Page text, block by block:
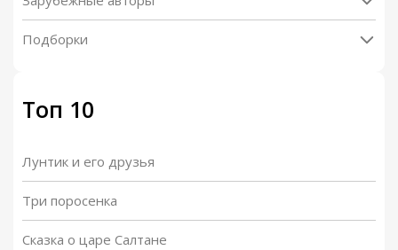
Подборки
Топ 10
Лунтик и его друзья
Три поросенка
Сказка о царе Салтане